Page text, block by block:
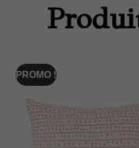
PROMO !